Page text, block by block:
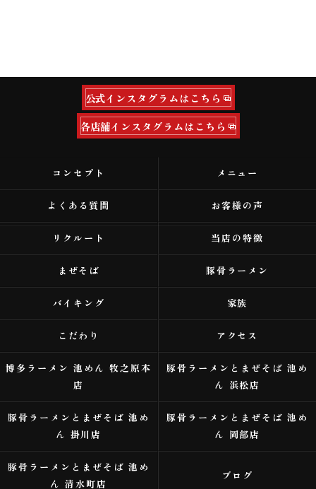
公式インスタグラムはこちら
各店舗インスタグラムはこちら
コンセプト メニュー
よくある質問 お客様の声
リクルート 当店の特徴
まぜそば 豚骨ラーメン
バイキング 家族
こだわり アクセス
博多ラーメン 池めん 牧之原本
店
豚骨ラーメンとまぜそば 池め
ん 浜松店
豚骨ラーメンとまぜそば 池め
ん 掛川店
豚骨ラーメンとまぜそば 池め
ん 岡部店
豚骨ラーメンとまぜそば 池め
ん 清水町店
ブログ